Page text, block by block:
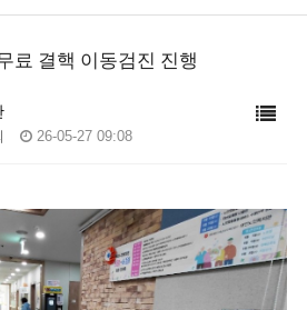
료 결핵 이동검진 진행
26-05-27 09:08